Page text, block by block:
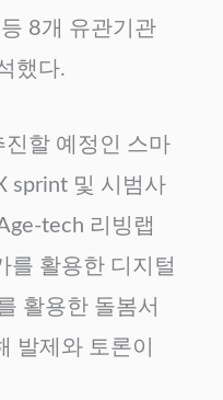
8개 유관기관
했다.
할 예정인 스마
sprint 및 시범사
tech 리빙랩
를 활용한 디지털
활용한 돌봄서
발제와 토론이